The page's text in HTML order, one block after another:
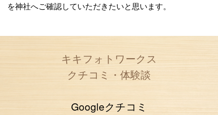
を神社へご確認していただきたいと思います。
キキフォトワークス
クチコミ・体験談
Googleクチコミ